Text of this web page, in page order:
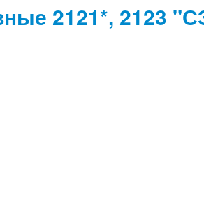
2121*, 2123